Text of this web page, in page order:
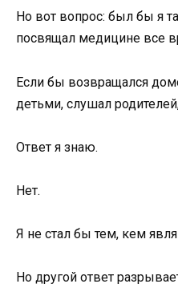
Но вот вопрос: был бы я
посвящал медицине все
Если бы возвращался
детьми, слушал
Ответ я знаю.
Нет.
Я не стал бы тем, кем
Но другой ответ